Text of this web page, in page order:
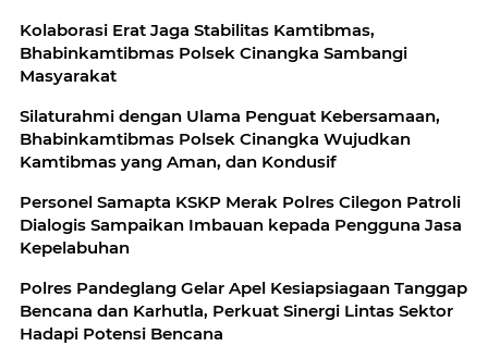
Kolaborasi Erat Jaga Stabilitas Kamtibmas,
Bhabinkamtibmas Polsek Cinangka Sambangi
Masyarakat
Silaturahmi dengan Ulama Penguat Kebersamaan,
Bhabinkamtibmas Polsek Cinangka Wujudkan
Kamtibmas yang Aman, dan Kondusif
Personel Samapta KSKP Merak Polres Cilegon Patroli
Dialogis Sampaikan Imbauan kepada Pengguna Jasa
Kepelabuhan
Polres Pandeglang Gelar Apel Kesiapsiagaan Tanggap
Bencana dan Karhutla, Perkuat Sinergi Lintas Sektor
Hadapi Potensi Bencana